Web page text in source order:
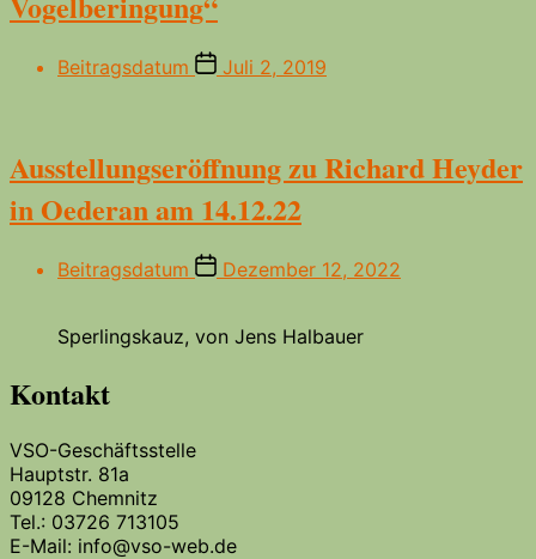
Beitragsdatum Juli 2, 2019
Ausstellungseröffnung zu Richard Heyder
in Oederan am 14.12.22
Beitragsdatum Dezember 12, 2022
Sperlingskauz, von Jens Halbauer
Kontakt
VSO-Geschäftsstelle
Hauptstr. 81a
09128 Chemnitz
Tel.: 03726 713105
E-Mail: info@vso-web.de